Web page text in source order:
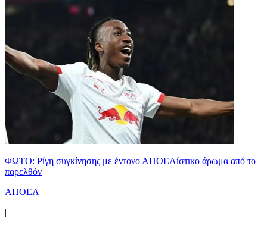
ΦΩΤΟ: Ρίγη συγκίνησης με έντονο ΑΠΟΕΛίστικο άρωμα από το
παρελθόν
ΑΠΟΕΛ
|